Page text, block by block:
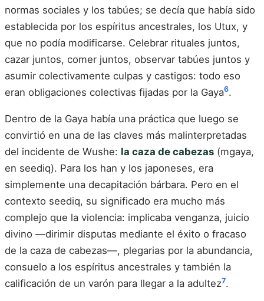
normas sociales y los tabúes; se decía que había sido
establecida por los espíritus ancestrales, los Utux, y
que no podía modificarse. Celebrar rituales juntos,
cazar juntos, comer juntos, observar tabúes juntos y
asumir colectivamente culpas y castigos: todo eso
eran obligaciones colectivas fijadas por la Gaya6.
Dentro de la Gaya había una práctica que luego se
convirtió en una de las claves más malinterpretadas
del incidente de Wushe: la caza de cabezas (mgaya,
en seediq). Para los han y los japoneses, era
simplemente una decapitación bárbara. Pero en el
contexto seediq, su significado era mucho más
complejo que la violencia: implicaba venganza, juicio
divino —dirimir disputas mediante el éxito o fracaso
de la caza de cabezas—, plegarias por la abundancia,
consuelo a los espíritus ancestrales y también la
calificación de un varón para llegar a la adultez7.